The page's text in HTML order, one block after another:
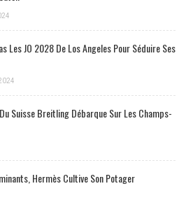
Les JO 2028 De Los Angeles Pour Séduire Ses
Suisse Breitling Débarque Sur Les Champs-
Hermès Cultive Son Potager